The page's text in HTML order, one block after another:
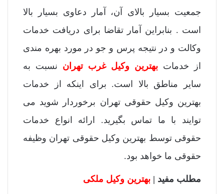
جمعیت بسیار بالای آن، آمار دعاوی بسیار بالا
است . بنابراین آمار تقاضا برای دریافت خدمات
وکالت و در نتیجه پرس و جو در مورد بهره مندی
از خدمات بهترین وکیل غرب تهران نسبت به
سایر مناطق بالا است. برای اینکه از خدمات
بهترین وکیل حقوقی تهران برخوردار شوید می
توایند با ما تماس بگیرید. ارائه انواع خدمات
حقوقی توسط بهترین وکیل حقوقی تهران وظیفه
حقوقی ما خواهد بود.
مطلب مفید | بهترین وکیل ملکی